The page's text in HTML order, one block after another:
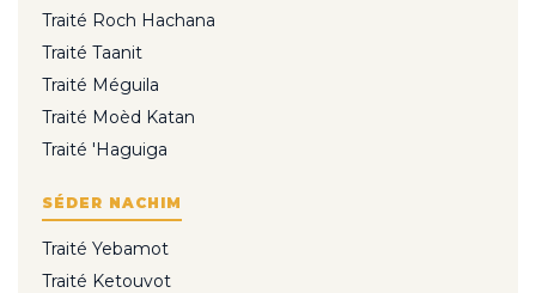
Traité Roch Hachana
Traité Taanit
Traité Méguila
Traité Moèd Katan
Traité 'Haguiga
SÉDER NACHIM
Traité Yebamot
Traité Ketouvot